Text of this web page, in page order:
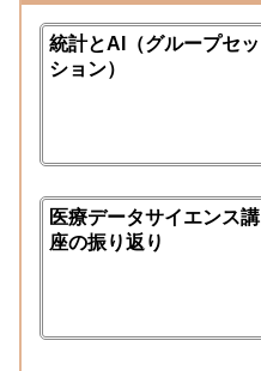
統計とAI（グループセッ
ション）
医療データサイエンス講
座の振り返り